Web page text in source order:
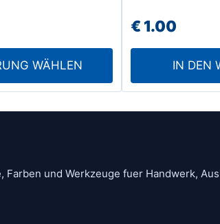
WÄHLEN
€1.00
IN DEN
Farben und Werkzeuge fuer Handwerk,